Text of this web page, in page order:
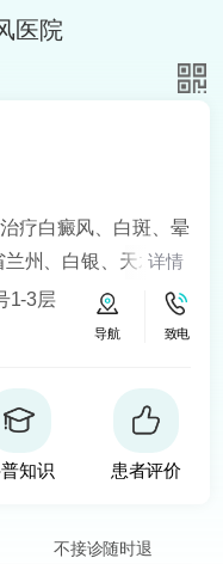
医院
疗白癜风、白斑、晕
州、白银、天水、
地区患者提供白癜
院开设24小时在线
和谐的就医环境。
详情
1-3层
导航 致电
知识 患者评价
不接诊随时退